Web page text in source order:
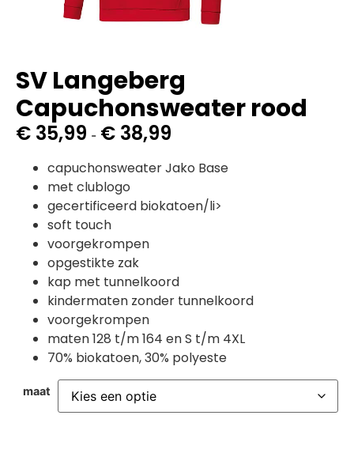
SV Langeberg
Capuchonsweater rood
€ 35,99 - € 38,99
capuchonsweater Jako Base
met clublogo
gecertificeerd biokatoen/li>
soft touch
voorgekrompen
opgestikte zak
kap met tunnelkoord
kindermaten zonder tunnelkoord
voorgekrompen
maten 128 t/m 164 en S t/m 4XL
70% biokatoen, 30% polyeste
maat